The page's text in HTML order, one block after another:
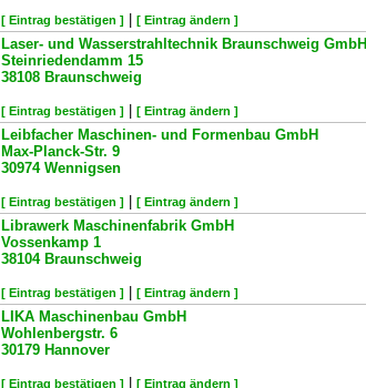
[ Eintrag bestätigen ] [ Eintrag ändern ]
Laser- und Wasserstrahltechnik Braunschweig GmbH
Steinriedendamm 15
38108 Braunschweig
[ Eintrag bestätigen ] [ Eintrag ändern ]
Leibfacher Maschinen- und Formenbau GmbH
Max-Planck-Str. 9
30974 Wennigsen
[ Eintrag bestätigen ] [ Eintrag ändern ]
Librawerk Maschinenfabrik GmbH
Vossenkamp 1
38104 Braunschweig
[ Eintrag bestätigen ] [ Eintrag ändern ]
LIKA Maschinenbau GmbH
Wohlenbergstr. 6
30179 Hannover
[ Eintrag bestätigen ] [ Eintrag ändern ]